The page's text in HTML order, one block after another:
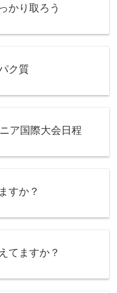
かり取ろう
ク質
ア国際大会日程
すか？
てますか？